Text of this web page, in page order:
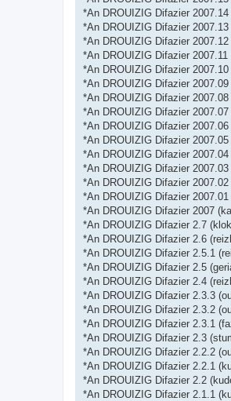
*An DROUIZIG Difazier
*An DROUIZIG Difazier
*An DROUIZIG Difazier
*An DROUIZIG Difazier
*An DROUIZIG Difazier
*An DROUIZIG Difazier
*An DROUIZIG Difazier
*An DROUIZIG Difazier
*An DROUIZIG Difazier
*An DROUIZIG Difazier
*An DROUIZIG Difazier
*An DROUIZIG Difazier 2007.03
*An DROUIZIG Difazier
*An DROUIZIG Difazier
*An DROUIZIG Difazier 2007
*An DROUIZIG Difazier 2.7
*An DROUIZIG Difazier 2.6
*An DROUIZIG Difazier 2.5.1
*An DROUIZIG Difazier 2.5
*An DROUIZIG Difazier 2.4
*An DROUIZIG Difazier 2.3.3
*An DROUIZIG Difazier 2.3.2
*An DROUIZIG Difazier 2.3.1
*An DROUIZIG Difazier 2.3
*An DROUIZIG Difazier 2.2.2
*An DROUIZIG Difazier 2.2.1
*An DROUIZIG Difazier 2.2
*An DROUIZIG Difazier 2.1.1